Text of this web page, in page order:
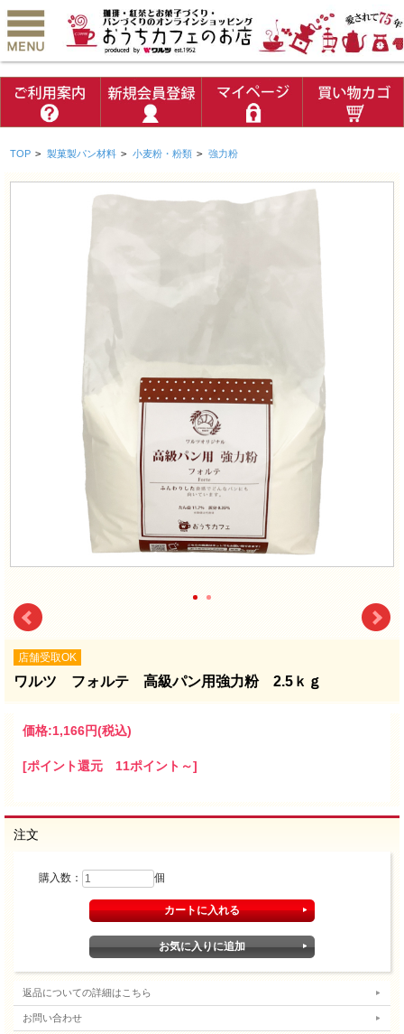
TOP > 製菓製パン材料 > 小麦粉・粉類 > 強力粉
店舗受取OK
ワルツ フォルテ 高級パン用強力粉 2.5ｋｇ
価格:1,166円(税込)
[ポイント還元 11ポイント～]
注文
購入数： 個
返品についての詳細はこちら
お問い合わせ